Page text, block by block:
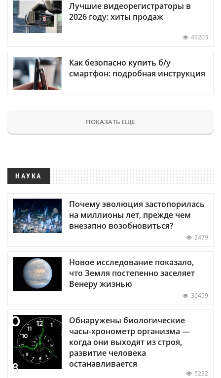
Лучшие видеорегистраторы в
2026 году: хиты продаж
49203
Как безопасно купить б/у
смартфон: подробная инструкция
ПОКАЗАТЬ ЕЩЕ
НАУКА
Почему эволюция застопорилась
на миллионы лет, прежде чем
внезапно возобновиться?
2479
Новое исследование показало,
что Земля постепенно заселяет
Венеру жизнью
36459
Обнаружены биологические
часы-хронометр организма —
когда они выходят из строя,
развитие человека
останавливается
5232